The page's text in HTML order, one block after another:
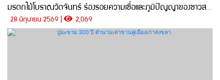
มรดกไม้โบราณวัดจันทร์ ร่องรอยความเชื่อและภูมิปัญญาของชาวสทิงพระ
28 มิถุนายน 2569 | 2,069